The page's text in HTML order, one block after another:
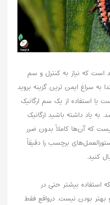
است که نیاز به کنترل و سم‌
سراغ ایمن‌ ترین گزینه بروید
یا استفاده از یک سم ارگانیک
به یاد داشته باشید ارگانیک
که آن‌ها کاملاً بدون ضرر
برچسب را دقیقاً
کنید.
استفاده بیشتر حتی در
بهتر بودن نیست. درواقع فقط